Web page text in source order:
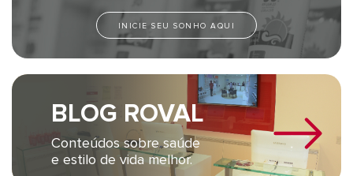
INICIE SEU SONHO AQUI
BLOG ROVAL
Conteúdos sobre saúde
e estilo de vida melhor.